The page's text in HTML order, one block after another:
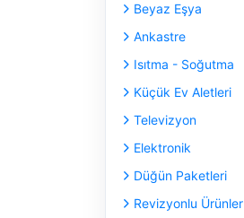
Beyaz Eşya
Ankastre
Isıtma - Soğutma
Küçük Ev Aletleri
Televizyon
Elektronik
Düğün Paketleri
Revizyonlu Ürünler